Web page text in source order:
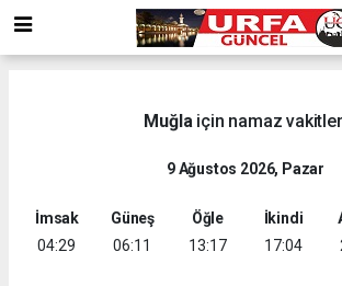
Muğla için namaz
9 Ağustos 2026, Pazar
İmsak
04:29
Güneş
06:11
Öğle
13:17
İkindi
17:04